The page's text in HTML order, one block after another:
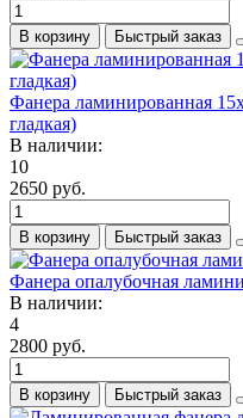
В корзину Быстрый заказ
Фанера ламинированная
гладкая)
В наличии:
10
2650 руб.
В корзину Быстрый заказ
Фанера опалубочная
В наличии:
4
2800 руб.
В корзину Быстрый заказ